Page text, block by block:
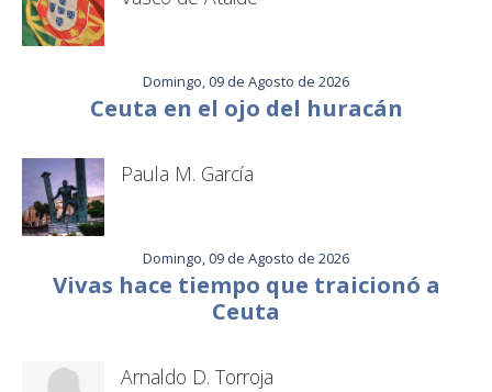
Domingo, 09 de Agosto de 2026
Ceuta en el ojo del huracán
Paula M. García
Domingo, 09 de Agosto de 2026
Vivas hace tiempo que traicionó a
Ceuta
Arnaldo D. Torroja